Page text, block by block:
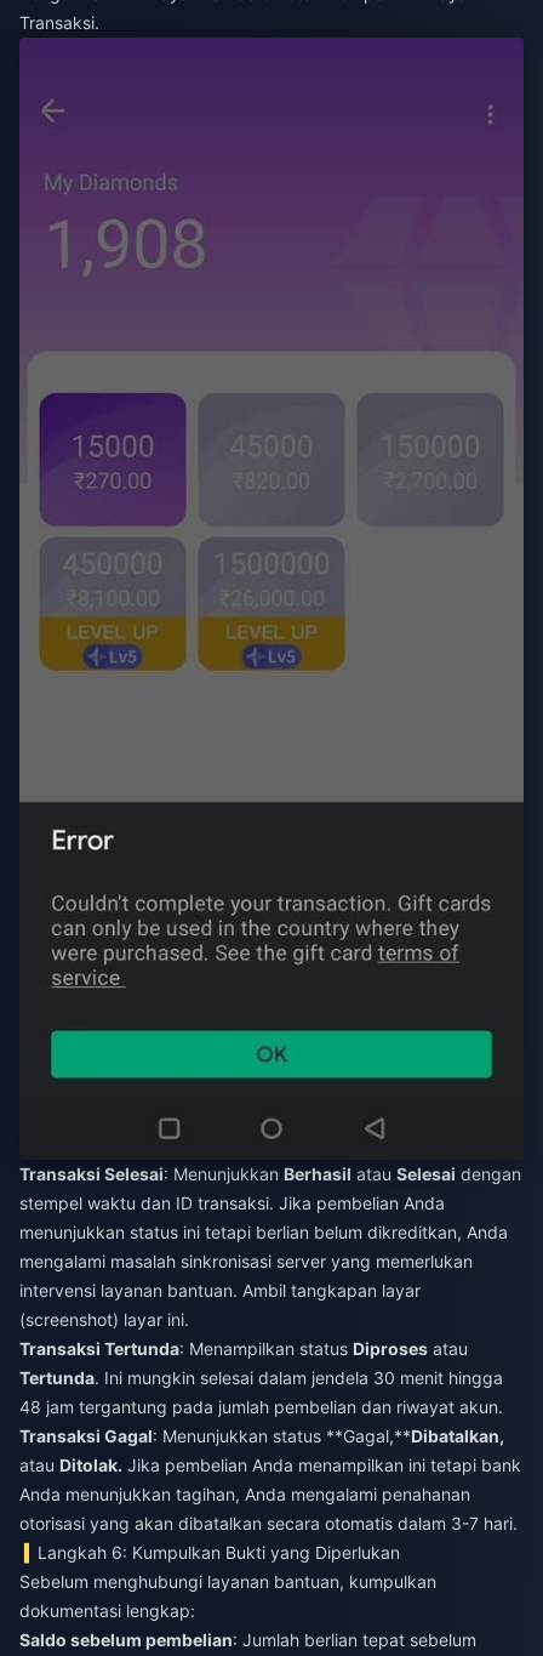
Transaksi.
Transaksi Selesai: Menunjukkan Berhasil atau Selesai dengan
stempel waktu dan ID transaksi. Jika pembelian Anda
menunjukkan status ini tetapi berlian belum dikreditkan, Anda
mengalami masalah sinkronisasi server yang memerlukan
intervensi layanan bantuan. Ambil tangkapan layar
(screenshot) layar ini.
Transaksi Tertunda: Menampilkan status Diproses atau
Tertunda. Ini mungkin selesai dalam jendela 30 menit hingga
48 jam tergantung pada jumlah pembelian dan riwayat akun.
Transaksi Gagal: Menunjukkan status **Gagal,**Dibatalkan,
atau Ditolak. Jika pembelian Anda menampilkan ini tetapi bank
Anda menunjukkan tagihan, Anda mengalami penahanan
otorisasi yang akan dibatalkan secara otomatis dalam 3-7 hari.
Langkah 6: Kumpulkan Bukti yang Diperlukan
Sebelum menghubungi layanan bantuan, kumpulkan
dokumentasi lengkap:
Saldo sebelum pembelian: Jumlah berlian tepat sebelum